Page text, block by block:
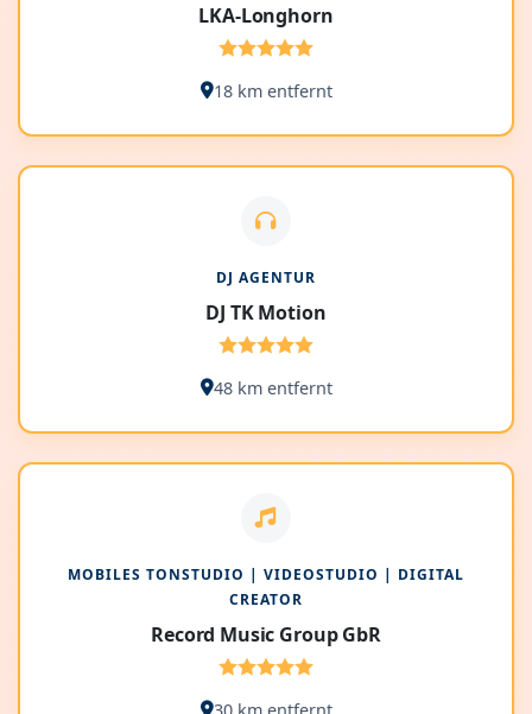
LKA-Longhorn
18 km entfernt
DJ AGENTUR
DJ TK Motion
48 km entfernt
MOBILES TONSTUDIO | VIDEOSTUDIO | DIGITAL
CREATOR
Record Music Group GbR
30 km entfernt